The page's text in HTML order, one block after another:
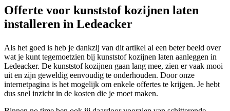
Offerte voor kunststof kozijnen laten
installeren in Ledeacker
Als het goed is heb je dankzij van dit artikel al een beter beeld over
wat je kunt tegemoetzien bij kunststof kozijnen laten aanleggen in
Ledeacker. De kunststof kozijnen gaan lang mee, zien er vaak mooi
uit en zijn geweldig eenvoudig te onderhouden. Door onze
internetpagina is het mogelijk om enkele offertes te krijgen. Je hebt
dus snel inzicht in de kosten die je moet maken.